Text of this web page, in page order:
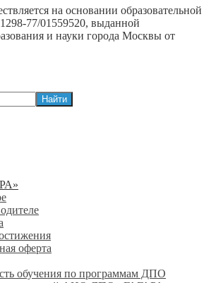
на основании образовательной
77/01559520, выданной
и науки города Москвы от
оферта
обучения по программам ДПО